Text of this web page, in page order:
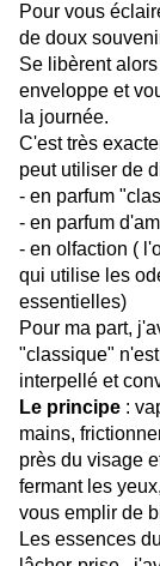
Pour vous
de doux
Se libèrent
enveloppe et
la journée.
C'est très
peut utiliser de
- en parfum
- en parfum
- en olfaction (
qui utilise les
essentielles)
Pour ma part,
"classique"
interpellé et
Le principe :
mains,
près du visage
fermant les
vous emplir de
Les essences